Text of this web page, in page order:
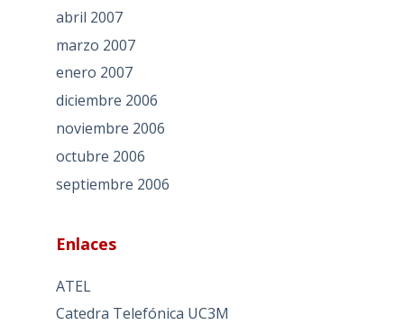
abril 2007
marzo 2007
enero 2007
diciembre 2006
noviembre 2006
octubre 2006
septiembre 2006
Enlaces
ATEL
Catedra Telefónica UC3M